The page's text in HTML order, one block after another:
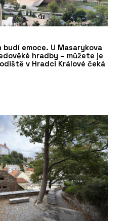
emoce. U Masarykova
hradby – můžete je
v Hradci Králové čeká